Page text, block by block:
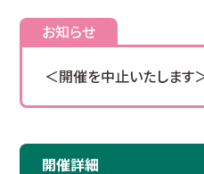
お知らせ
＜開催を中止いたします
開催詳細